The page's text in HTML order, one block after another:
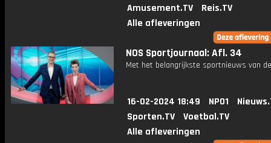
Amusement.TV
Reis.TV
Alle afleveringen
NOS Sportjournaal: Afl. 34
Met het belangrijkste sportnieuws van
16-02-2024 18:49 NPO1
Sporten.TV
Voetbal.TV
Alle afleveringen